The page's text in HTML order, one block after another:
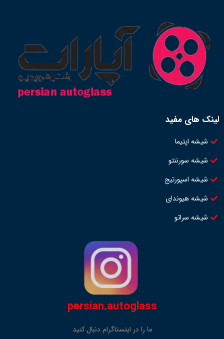
لینک های مفید
شیشه اپتیما
شیشه سورننتو
شیشه اسپورتیج
شیشه هیوندای
شیشه سراتو
persian.autoglass
ما را در اینستاگرام دنبال کنید